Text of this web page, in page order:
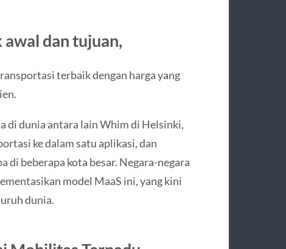
dan tujuan,
terbaik dengan harga yang
di dunia antara lain Whim di Helsinki,
ke dalam satu aplikasi, dan
di beberapa kota besar. Negara-negara
model MaaS ini, yang kini
dunia.